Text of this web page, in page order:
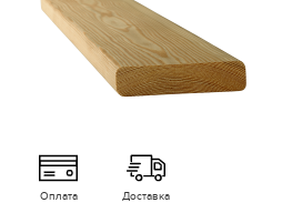
Оплата Доставка